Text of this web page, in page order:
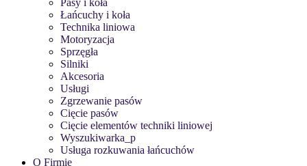
Pasy i koła
Łańcuchy i koła
Technika liniowa
Motoryzacja
Sprzęgła
Silniki
Akcesoria
Usługi
Zgrzewanie pasów
Cięcie pasów
Cięcie elementów techniki liniowej
Wyszukiwarka_p
Usługa rozkuwania łańcuchów
O Firmie